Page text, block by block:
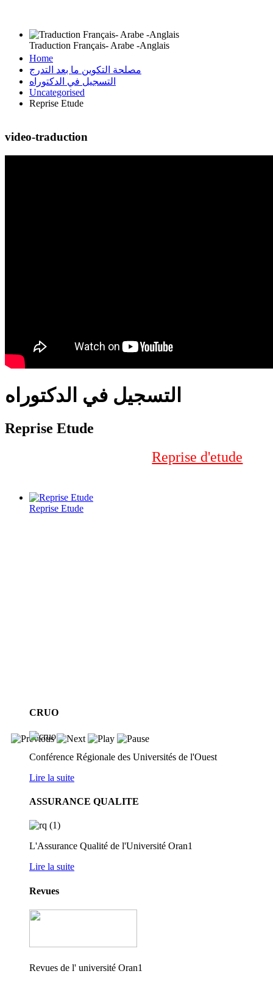
Traduction Français- Arabe -Anglais
Reprise Etude
Home
مصلحة التكوين ما بعد التدرج
التسجيل في الدكتوراه
Uncategorised
Reprise Etude
video-traduction
التسجيل في الدكتوراه
Reprise Etude
Reprise d'etude
CRUO
Conférence Régionale des Universités de l'Ouest
Lire la suite
ASSURANCE QUALITE
L'Assurance Qualité de l'Université Oran1
Lire la suite
Revues
Revues de l' université Oran1